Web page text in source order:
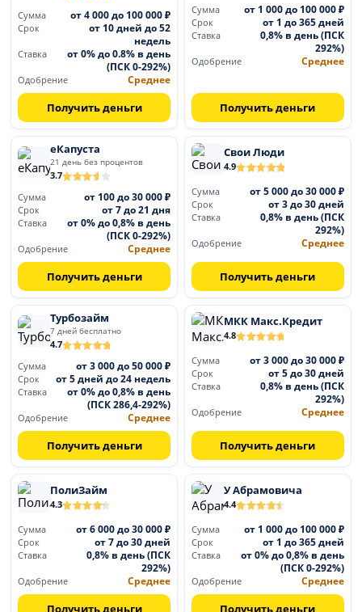
Сумма
от 4 000 до 100 000 ₽
Срок
от 10 дней до 52
недель
Ставка
от 0% до 0.8% в день
(ПСК 0-292%)
Одобрение Среднее
Получить деньги
Сумма от 1 000 до 100 000 ₽
Срок от 1 до 365 дней
Ставка
0,8% в день (ПСК
292%)
Одобрение Среднее
Получить деньги
еКапуста
21 день без процентов
3.7
Сумма
от 100 до 30 000 ₽
Срок от 7 до 21 дня
Ставка
от 0% до 0,8% в день
(ПСК 0-292%)
Одобрение Среднее
Получить деньги
Свои Люди
4.9
Сумма от 5 000 до 30 000 ₽
Срок от 3 до 30 дней
Ставка
0,8% в день (ПСК
292%)
Одобрение Среднее
Получить деньги
Турбозайм
7 дней бесплатно
4.7
Сумма
от 3 000 до 50 000 ₽
Срок от 5 дней до 24 недель
Ставка
от 0% до 0,8% в день
(ПСК 286,4-292%)
Одобрение Среднее
Получить деньги
МКК Макс.Кредит
4.8
Сумма от 3 000 до 30 000 ₽
Срок от 5 до 30 дней
Ставка
0,8% в день (ПСК
292%)
Одобрение Среднее
Получить деньги
ПолиЗайм
4.3
Сумма от 6 000 до 30 000 ₽
Срок от 7 до 30 дней
Ставка
0,8% в день (ПСК
292%)
Одобрение Среднее
Получить деньги
У Абрамовича
4.4
Сумма от 1 000 до 100 000 ₽
Срок от 1 до 365 дней
Ставка
от 0% до 0,8% в день
(ПСК 0-292%)
Одобрение Среднее
Получить деньги